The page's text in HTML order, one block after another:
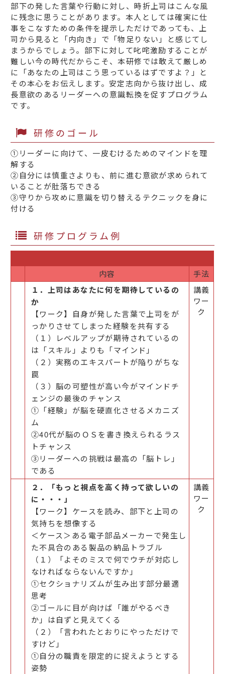
部下の発した言葉や行動に対し、時折上司はこんな風
に残念に思うことがあります。本人としては確実に仕
事をこなすための条件を提示しただけであっても、上
司から見ると「内向き」で「物足りない」と感じてし
まうからでしょう。部下に対して叱咤激励することが
難しい今の時代だからこそ、本研修では敢えて厳しめ
に「あなたの上司はこう思っているはずですよ？」と
その本心をお伝えします。安定志向から抜け出し、成
長意欲のあるリーダーへの意識転換を促すプログラム
です。
研修のゴール
①リーダーに向けて、一皮むけるためのマインドを理
解する
②自分には慎重さよりも、前に進む意欲が求められて
いることが肚落ちできる
③守りから攻めに意識を切り替えるテクニックを身に
付ける
研修プログラム例
内容 手法
１．上司はあなたに何を期待しているの
か
【ワーク】自身が発した言葉で上司をが
っかりさせてしまった経験を共有する
（１）レベルアップが期待されているの
は「スキル」よりも「マインド」
（２）実務のエキスパートが陥りがちな
罠
（３）脳の可塑性が高い今がマインドチ
ェンジの最後のチャンス
①「経験」が脳を硬直化させるメカニズ
ム
②40代が脳のＯＳを書き換えられるラス
トチャンス
③リーダーへの挑戦は最高の「脳トレ」
である
講義
ワー
ク
２．「もっと視点を高く持って欲しいの
に・・・」
【ワーク】ケースを読み、部下と上司の
気持ちを想像する
＜ケース＞ある電子部品メーカーで発生し
た不具合のある製品の納品トラブル
（１）「よそのミスで何でウチが対応し
なければならないんですか」
①セクショナリズムが生み出す部分最適
思考
②ゴールに目が向けば「誰がやるべき
か」は自ずと見えてくる
（２）「言われたとおりにやっただけで
すけど」
①自分の職責を限定的に捉えようとする
姿勢
講義
ワー
ク